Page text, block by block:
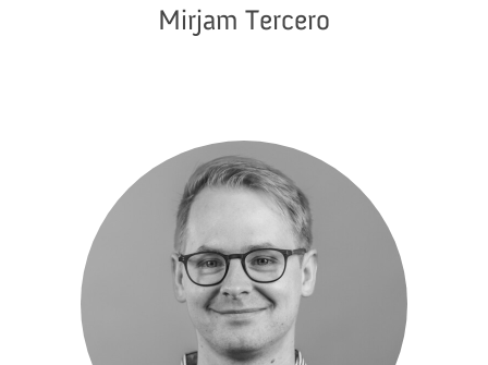
Mirjam Tercero